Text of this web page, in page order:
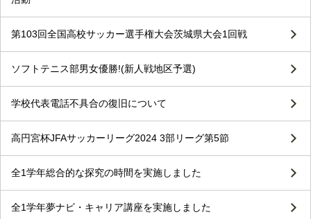
第103回全国高校サッカー選手権大会茨城県大会1回戦
ソフトテニス部男女優勝!(新人戦地区予選)
学校代表電話不具合の復旧について
高円宮杯JFAサッカーリーグ2024 3部リーグ第5節
全1学年総合的な探究の時間を実施しました
全1学年夢ナビ・キャリア講座を実施しました